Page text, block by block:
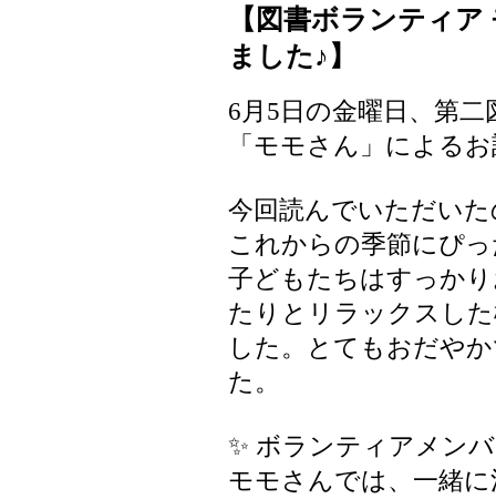
【図書ボランティ
ました♪】
6月5日の金曜日、第
「モモさん」による
今回読んでいただい
これからの季節にぴ
子どもたちはすっか
たりとリラックスし
した。とてもおだや
た。
✨ ボランティアメン
モモさんでは、一緒